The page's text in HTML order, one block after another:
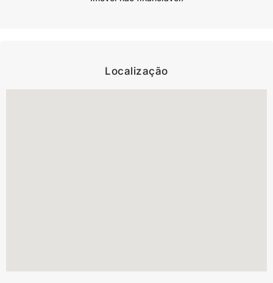
Localização